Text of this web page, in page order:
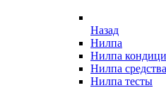
Назад
Нилпа
Нилпа
Нилпа
Нилпа тесты